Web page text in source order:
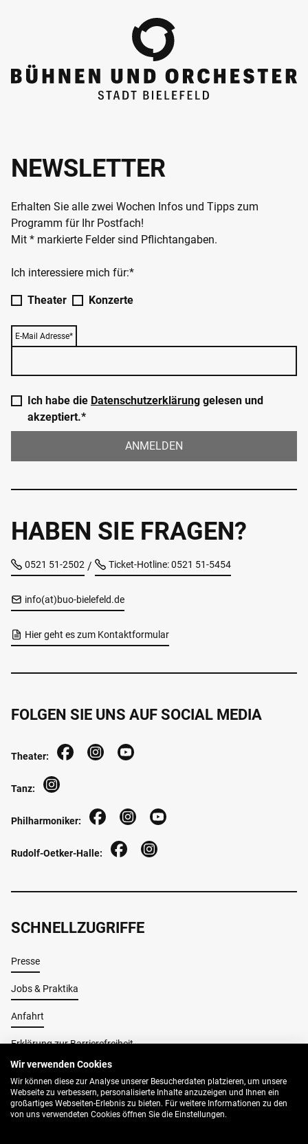
NEWSLETTER
Erhalten Sie alle zwei Wochen Infos und Tipps zum
Programm für Ihr Postfach!
Mit * markierte Felder sind Pflichtangaben.
Ich interessiere mich für:*
Theater Konzerte
E-Mail Adresse*
Ich habe die Datenschutzerklärung gelesen und
akzeptiert.*
ANMELDEN
HABEN SIE FRAGEN?
0521 51-2502 / Ticket-Hotline: 0521 51-5454
info(at)buo-bielefeld.de
Hier geht es zum Kontaktformular
SCHNELLZUGRIFFE
Presse
Jobs & Praktika
Anfahrt
Erklärung zur Barrierefreiheit
Impressum
AGB
FOLGEN SIE UNS AUF SOCIAL MEDIA
Theater:
Tanz:
Philharmoniker:
Rudolf-Oetker-Halle:
Wir verwenden Cookies
Wir können diese zur Analyse unserer Besucherdaten platzieren, um unsere
Webseite zu verbessern, personalisierte Inhalte anzuzeigen und Ihnen ein
großartiges Webseiten-Erlebnis zu bieten. Für weitere Informationen zu den
von uns verwendeten Cookies öffnen Sie die Einstellungen.